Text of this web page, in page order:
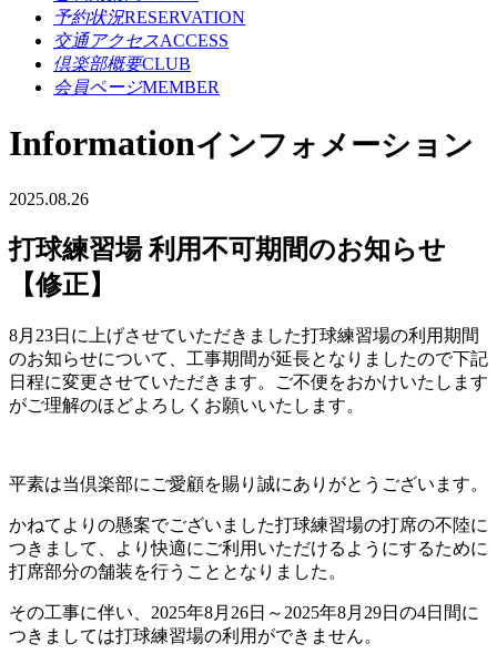
予約状況RESERVATION
交通アクセスACCESS
倶楽部概要CLUB
会員ページMEMBER
Informationインフォメーション
2025.08.26
打球練習場 利用不可期間のお知らせ
【修正】
8月23日に上げさせていただきました打球練習場の利用期間
のお知らせについて、工事期間が延長となりましたので下記
日程に変更させていただきます。ご不便をおかけいたします
がご理解のほどよろしくお願いいたします。
平素は当倶楽部にご愛顧を賜り誠にありがとうございます。
かねてよりの懸案でございました打球練習場の打席の不陸に
つきまして、より快適にご利用いただけるようにするために
打席部分の舗装を行うこととなりました。
その工事に伴い、2025年8月26日～2025年8月29日の4日間に
つきましては打球練習場の利用ができません。